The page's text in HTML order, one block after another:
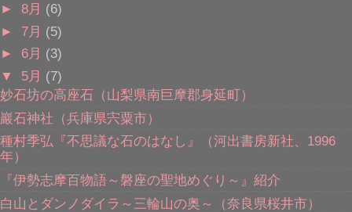
► 8月 (6)
► 7月 (5)
► 6月 (3)
▼ 5月 (7)
妙石坊の高座石（山梨県南巨摩郡身延町）
巖石神社（兵庫県宍粟市）
種村季弘『不思議な石のはなし』（河出書房新社、1996
年）
『伊勢志摩百物語～磐座の聖地めぐり～』紹介
白山とダンノダイラ～三輪山の奥～（奈良県桜井市）